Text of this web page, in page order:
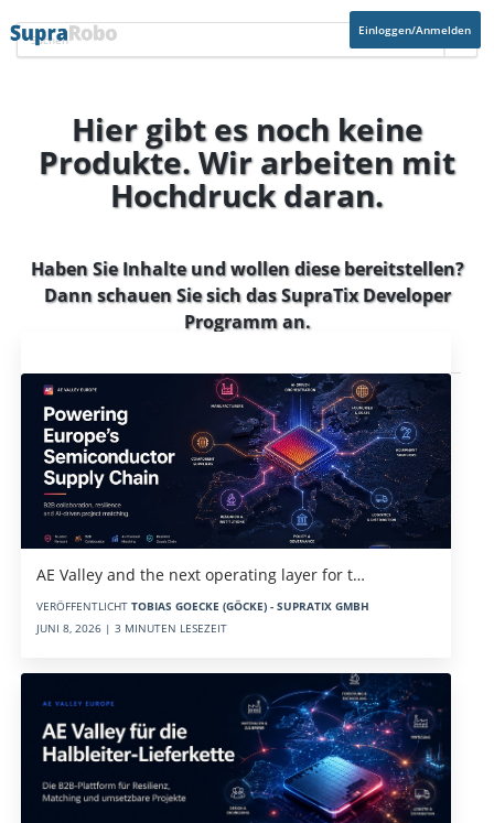
Einloggen/Anmelden
Hier gibt es noch keine
Produkte. Wir arbeiten mit
Hochdruck daran.
Haben Sie Inhalte und wollen diese bereitstellen?
Dann schauen Sie sich dasSupraTix Developer
Programman.
AE Valley and the next operating layer for t…
VERÖFFENTLICHT TOBIAS GOECKE (GÖCKE) - SUPRATIX GMBH
JUNI 8, 2026 | 3 MINUTEN LESEZEIT